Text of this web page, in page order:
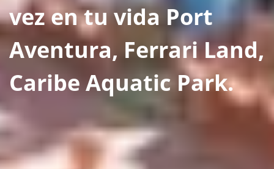
vez en tu vida Port
Aventura, Ferrari Land,
Caribe Aquatic Park.